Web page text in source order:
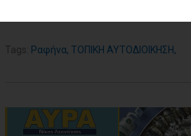
Tags: Ραφήνα, ΤΟΠΙΚΗ ΑΥΤΟΔΙΟΙΚΗΣΗ,